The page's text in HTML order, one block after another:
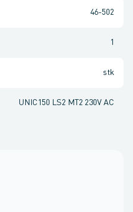
46-502
1
stk
UNIC150 LS2 MT2 230V AC